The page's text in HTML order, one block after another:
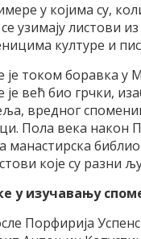
у којима су,
узимају листови
културе и
је током боравка у
је већ био грчки,
вредног
Пола века након
манастирска
које су разни
у изучавању
Порфирија